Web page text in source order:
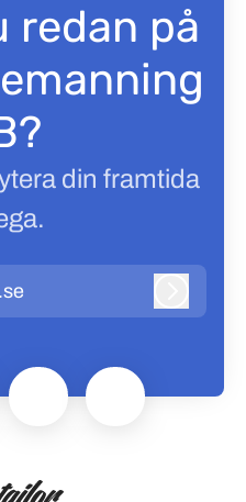
redan på
din framtida